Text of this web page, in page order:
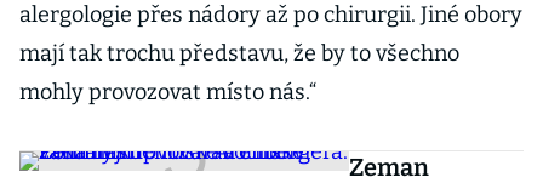
alergologie přes nádory až po chirurgii. Jiné obory
mají tak trochu představu, že by to všechno
mohly provozovat místo nás.“
Zeman